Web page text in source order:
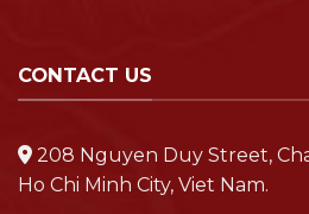
CONTACT US
208 Nguyen Duy Street,
Ho Chi Minh City, Viet Nam.